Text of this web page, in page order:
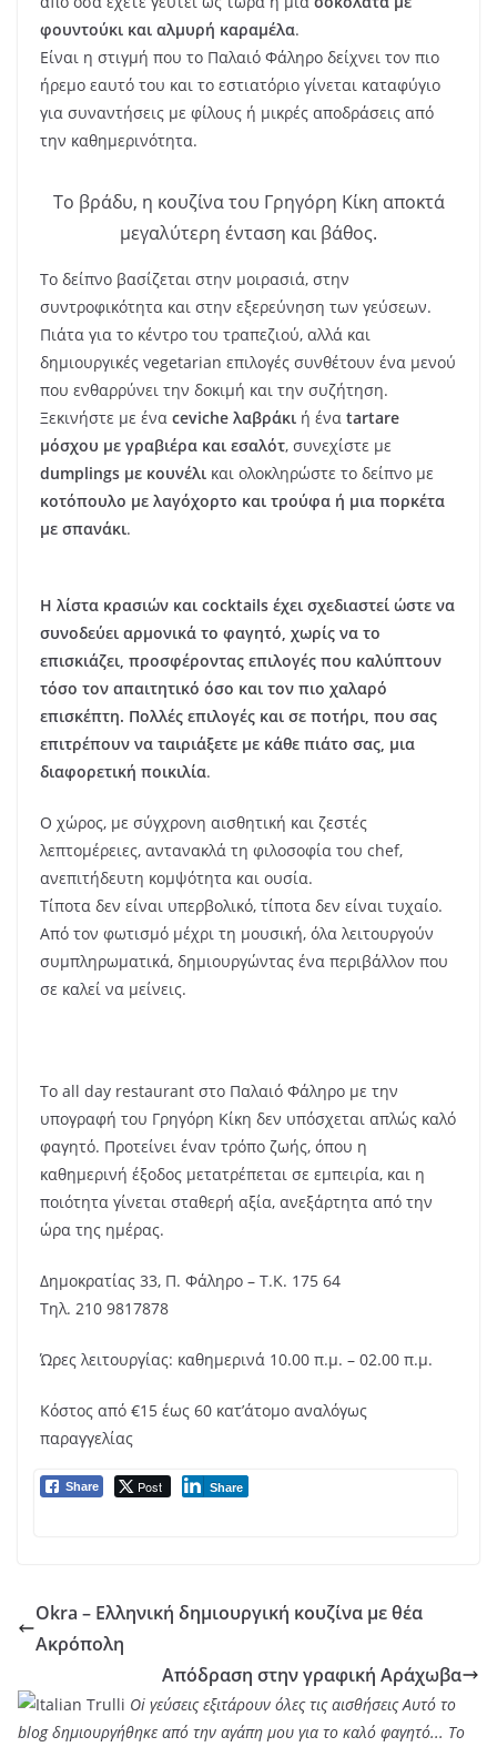
φουντούκι και αλμυρή καραμέλα.
Είναι η στιγμή που το Παλαιό Φάληρο δείχνει τον πιο
ήρεμο εαυτό του και το εστιατόριο γίνεται καταφύγιο
για συναντήσεις με φίλους ή μικρές αποδράσεις από
την καθημερινότητα.
Το βράδυ, η κουζίνα του Γρηγόρη Κίκη αποκτά
μεγαλύτερη ένταση και βάθος.
Το δείπνο βασίζεται στην μοιρασιά, στην
συντροφικότητα και στην εξερεύνηση των γεύσεων.
Πιάτα για το κέντρο του τραπεζιού, αλλά και
δημιουργικές vegetarian επιλογές συνθέτουν ένα μενού
που ενθαρρύνει την δοκιμή και την συζήτηση.
Ξεκινήστε με ένα ceviche λαβράκι ή ένα tartare
μόσχου με γραβιέρα και εσαλότ, συνεχίστε με
dumplings με κουνέλι και ολοκληρώστε το δείπνο με
κοτόπουλο με λαγόχορτο και τρούφα ή μια πορκέτα
με σπανάκι.
Η λίστα κρασιών και cocktails έχει σχεδιαστεί ώστε να
συνοδεύει αρμονικά το φαγητό, χωρίς να το
επισκιάζει, προσφέροντας επιλογές που καλύπτουν
τόσο τον απαιτητικό όσο και τον πιο χαλαρό
επισκέπτη. Πολλές επιλογές και σε ποτήρι, που σας
επιτρέπουν να ταιριάξετε με κάθε πιάτο σας, μια
διαφορετική ποικιλία.
Ο χώρος, με σύγχρονη αισθητική και ζεστές
λεπτομέρειες, αντανακλά τη φιλοσοφία του chef,
ανεπιτήδευτη κομψότητα και ουσία.
Τίποτα δεν είναι υπερβολικό, τίποτα δεν είναι τυχαίο.
Από τον φωτισμό μέχρι τη μουσική, όλα λειτουργούν
συμπληρωματικά, δημιουργώντας ένα περιβάλλον που
σε καλεί να μείνεις.
Το all day restaurant στο Παλαιό Φάληρο με την
υπογραφή του Γρηγόρη Κίκη δεν υπόσχεται απλώς καλό
φαγητό. Προτείνει έναν τρόπο ζωής, όπου η
καθημερινή έξοδος μετατρέπεται σε εμπειρία, και η
ποιότητα γίνεται σταθερή αξία, ανεξάρτητα από την
ώρα της ημέρας.
Δημοκρατίας 33, Π. Φάληρο – Τ.Κ. 175 64
Τηλ. 210 9817878
Ώρες λειτουργίας: καθημερινά 10.00 π.μ. – 02.00 π.μ.
Κόστος από €15 έως 60 κατ’άτομο αναλόγως
παραγγελίας
Share Post Share
Okra – Ελληνική δημιουργική κουζίνα με θέα
Ακρόπολη
Απόδραση στην γραφική Αράχωβα
Oi γεύσεις εξιτάρουν όλες τις αισθήσεις Αυτό το
blog δημιουργήθηκε από την αγάπη μου για το καλό φαγητό... Tο